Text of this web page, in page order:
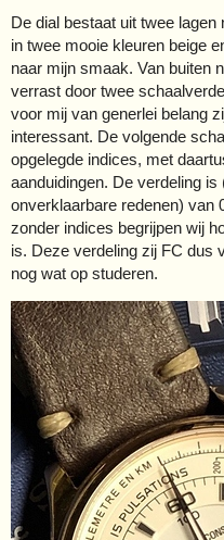
De dial bestaat uit twee
in twee mooie kleuren beige
naar mijn smaak. Van buiten
verrast door twee
voor mij van generlei belang
interessant. De volgende
opgelegde indices, met
aanduidingen. De verdeling
onverklaarbare redenen) van
zonder indices begrijpen wij
is. Deze verdeling zij FC dus
nog wat op studeren.